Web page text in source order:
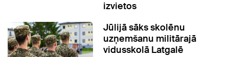
izvietos
Jūlijā sāks skolēnu
uzņemšanu militārajā
vidusskolā Latgalē